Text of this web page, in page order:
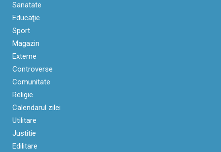
Sanatate
Educaţie
Sport
Magazin
Externe
Controverse
Comunitate
Religie
Calendarul zilei
Utilitare
Justitie
Edilitare